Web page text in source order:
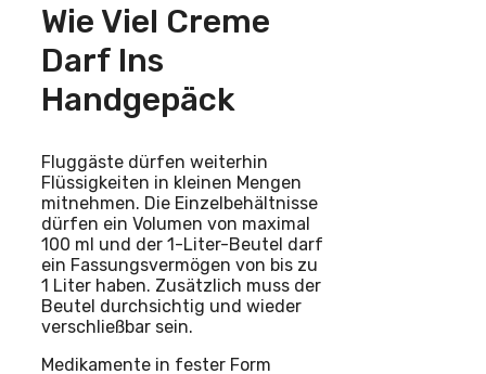
Wie Viel Creme
Darf Ins
Handgepäck
Fluggäste dürfen weiterhin
Flüssigkeiten in kleinen Mengen
mitnehmen. Die Einzelbehältnisse
dürfen ein Volumen von maximal
100 ml und der 1-Liter-Beutel darf
ein Fassungsvermögen von bis zu
1 Liter haben. Zusätzlich muss der
Beutel durchsichtig und wieder
verschließbar sein.
Medikamente in fester Form